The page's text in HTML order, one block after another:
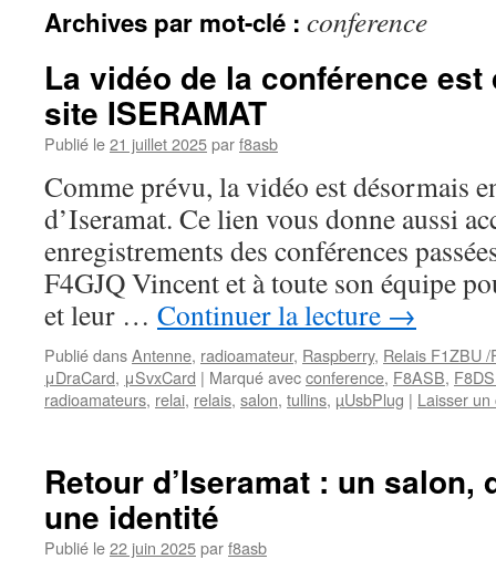
Archives par mot-clé : conference
La vidéo de la conférence
site ISERAMAT
Publié le21 juillet 2025parf8asb
Comme prévu, la vidéo est désormais
d’Iseramat. Ce lien vous donne aussi
enregistrements des conférences
F4GJQ Vincent et à toute son équipe
et leur … Continuer la lecture →
Publié dansAntenne, radioamateur, Raspberry, Relais F1ZBU /
μDraCard, μSvxCard | Marqué avecconference, F8ASB,
radioamateurs, relai, relais, salon, tullins, µUsbPlug | Laisser
Retour d’Iseramat : un salon,
une identité
Publié le22 juin 2025parf8asb